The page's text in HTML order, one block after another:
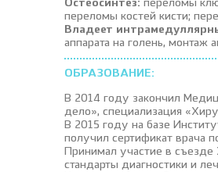
Остеосинтез: переломы
переломы костей кисти;
Владеет
аппарата на голень, монтаж
ОБРАЗОВАНИЕ:
В 2014 году закончил
дело», специализация
В 2015 году на базе
получил сертификат врача
Принимал участие в
стандарты диагностики и